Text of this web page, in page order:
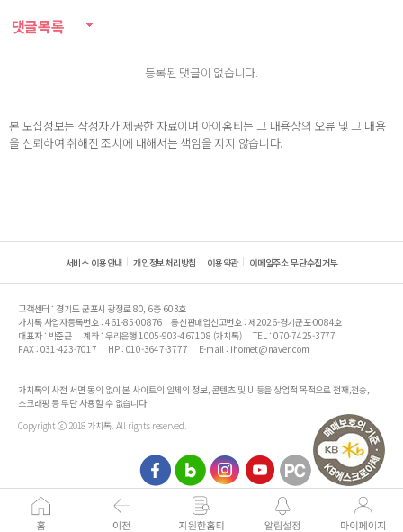
댓글목록
등록된 댓글이 없습니다.
본 모집정보는 작성자가 제공한 자료이며 아이홈티는 그 내용상의 오류 및 그 내용
을 신뢰하여 취해진 조치에 대해서는 책임을 지지 않습니다.
서비스 이용안내 개인정보처리방침 이용약관 이메일주소 무단수집거부
고객센터 : 경기도 군포시 광정로 80, 6층 603호
가치톡 사업자등록번호 : 461-85-00876
통신판매업신고번호 : 제2026-경기군포-0084호
대표자 : 박준근
계좌 : 우리은행 1005-903-467108 (가치톡)
TEL : 070-7425-3777
FAX : 031-423-7017
HP : 010-3647-3777 E-mail : ihomet@naver.com
가치톡의 사전 서면 동의 없이 본 사이트의 일체의 정보, 콘텐츠 및 UI등을 상업적 목적으로 전재,전송,
스크래핑 등 무단 사용할 수 없습니다
Copyright ⓒ 2018 가치톡. All rights reserved.